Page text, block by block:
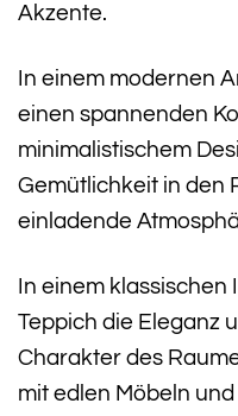
Akzente.
In einem modernen
einen spannenden
minimalistischem
Gemütlichkeit in den
einladende
In einem
Teppich die Eleganz
Charakter des
mit edlen Möbeln